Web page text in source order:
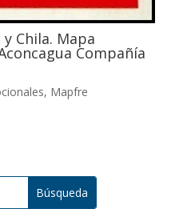
Chila. Mapa
Compañía
, Mapfre